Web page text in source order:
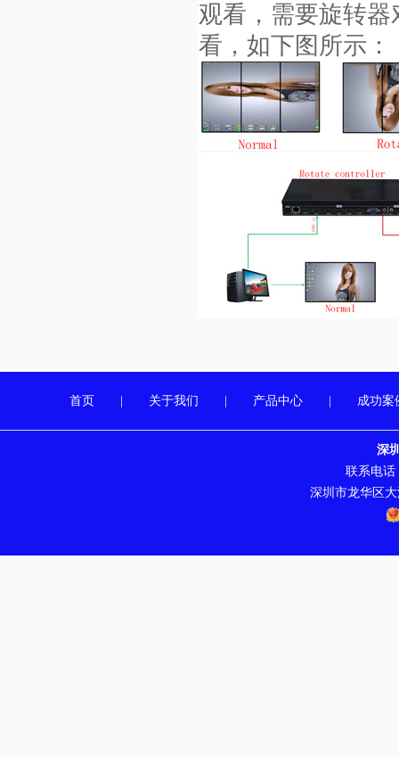
观看，需要旋转
看，如下图所示：
首页 关于我们 产品中心 成功案
深
联系电话
深圳市龙华区